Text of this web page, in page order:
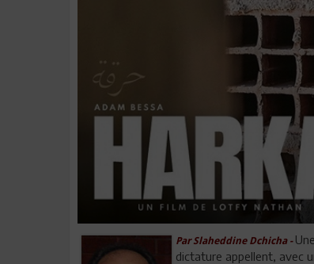
Par Slaheddine Dchicha -
dictature appellent, avec